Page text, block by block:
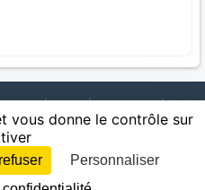
| Carte | Communes |
| Zones protégées | Forets |
| CGV Cookies
INRAE, BRGM, INAO, Ministère de
vous donne le contrôle sur
Personnaliser